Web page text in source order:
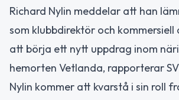
Richard Nylin meddelar att han
som klubbdirektör och kommersiell
att börja ett nytt uppdrag inom
hemorten Vetlanda, rapporterar
Nylin kommer att kvarstå i sin roll